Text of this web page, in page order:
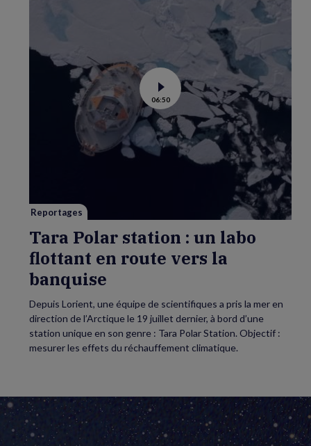
Voir
la
vidéo
de
Tara
Polar
station
:
la
06:50
Reportages
Tara Polar station : un labo
flottant en route vers la
banquise
Depuis Lorient, une équipe de scientifiques a pris la mer en
direction de l’Arctique le 19 juillet dernier, à bord d’une
station unique en son genre : Tara Polar Station. Objectif :
mesurer les effets du réchauffement climatique.